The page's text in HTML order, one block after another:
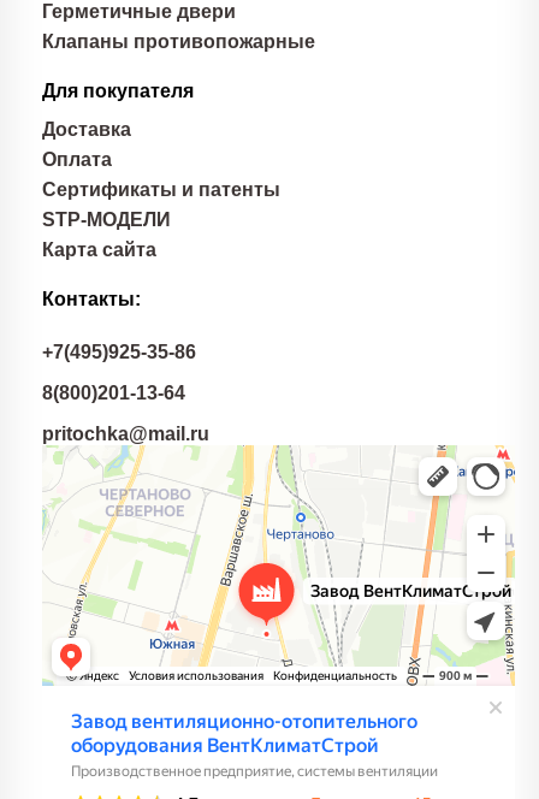
Герметичные двери
Клапаны противопожарные
Для покупателя
Доставка
Оплата
Сертификаты и патенты
STP-МОДЕЛИ
Карта сайта
Контакты:
+7(495)925-35-86
8(800)201-13-64
pritochka@mail.ru
Завод вентиляционно-отопительного оборудования
ВентКлиматСтрой
Производственное предприятие в Москве
Системы вентиляции в Москве